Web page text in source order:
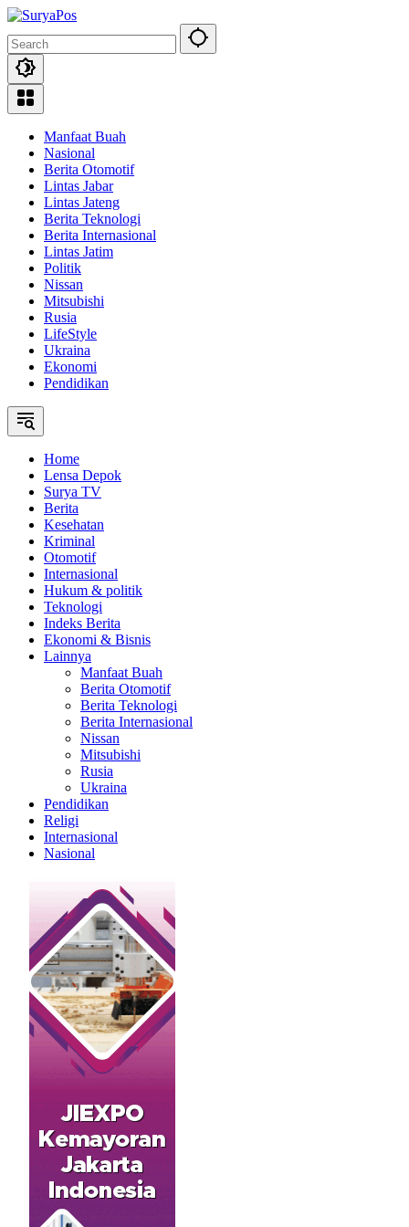
Skip
content
Manfaat Buah
Nasional
Berita Otomotif
Lintas Jabar
Lintas Jateng
Berita Teknologi
Berita Internasional
Lintas Jatim
Politik
Nissan
Mitsubishi
Rusia
LifeStyle
Ukraina
Ekonomi
Pendidikan
Home
Lensa Depok
Surya TV
Berita
Kesehatan
Kriminal
Otomotif
Internasional
Hukum & politik
Teknologi
Indeks Berita
Ekonomi & Bisnis
Lainnya
Manfaat Buah
Berita Otomotif
Berita Teknologi
Berita Internasional
Nissan
Mitsubishi
Rusia
Ukraina
Pendidikan
Religi
Internasional
Nasional